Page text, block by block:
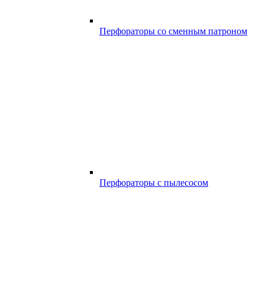
Перфораторы со сменным патроном
Перфораторы с пылесосом